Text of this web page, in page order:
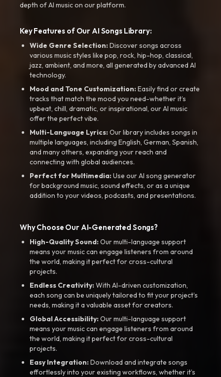
depth of AI music on our platform.
Key Features of Our AI Songs Library:
Wide Genre Selection:Discover songs across
various music styles like pop, rock, hip-hop, classical,
jazz, ambient, and more, all generated by advanced AI
technology.
Mood and Tone Customization:Easily find or create
tracks that match the mood you need-whether it’s
upbeat, chill, dramatic, or inspirational, our AI music
offer the perfect vibe.
Multi-Language Lyrics:Our library includes songs in
multiple languages, including English, German, Spanish,
and many others, expanding your reach and
connecting with global audiences.
Perfect for Multimedia:Use our AI song generator
for background music, sound effects, or as a unique
addition to your videos, podcasts, and presentations.
Why Choose Our AI-Generated Songs?
High-Quality Sound:Our multi-language support
means your music can engage listeners from around
the world, making it perfect for cross-cultural
projects.
Endless Creativity:With AI-driven customization,
each song can be uniquely tailored to fit your project’s
needs, making it a valuable asset for creators.
Global Accessibility:Our multi-language support
means your music can engage listeners from around
the world, making it perfect for cross-cultural
projects.
Easy Integration:Download and integrate songs
effortlessly into your existing workflows, whether it’s